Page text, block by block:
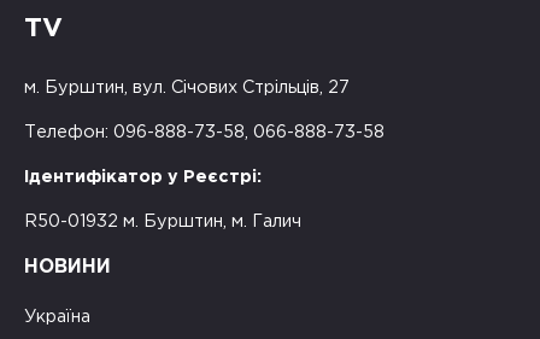
TV
м. Бурштин, вул. Січових Стрільців, 27
Телефон: 096-888-73-58, 066-888-73-58
Ідентифікатор у Реєстрі:
R50-01932 м. Бурштин, м. Галич
НОВИНИ
Україна